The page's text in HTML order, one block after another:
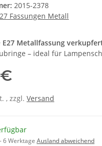
2015-2378
Fassungen Metall
E27 Metallfassung
– ideal für
, zzgl. Versand
6 Werktage Ausland abweichend